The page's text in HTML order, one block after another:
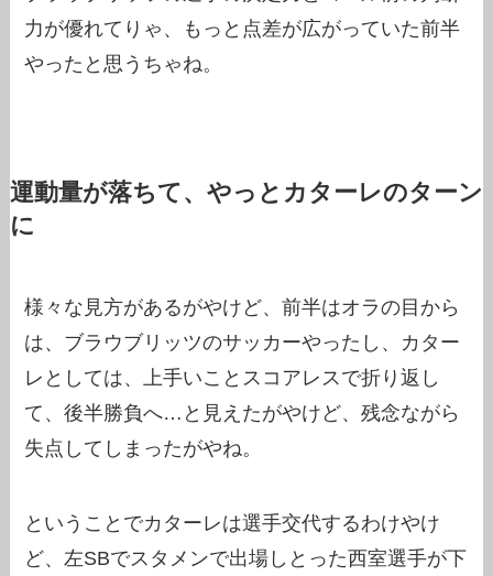
力が優れてりゃ、もっと点差が広がっていた前半
やったと思うちゃね。
運動量が落ちて、やっとカターレのターン
に
様々な見方があるがやけど、前半はオラの目から
は、ブラウブリッツのサッカーやったし、カター
レとしては、上手いことスコアレスで折り返し
て、後半勝負へ…と見えたがやけど、残念ながら
失点してしまったがやね。
ということでカターレは選手交代するわけやけ
ど、左SBでスタメンで出場しとった西室選手が下